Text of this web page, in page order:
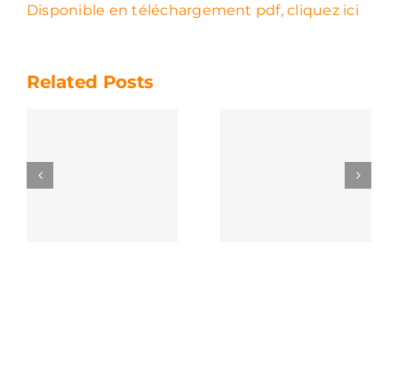
Disponible en téléchargement pdf, cliquez ici
Related Posts